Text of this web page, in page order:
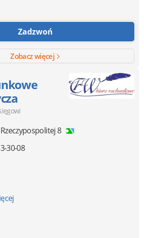
Zadzwoń
Zobacz więcej
8
30-08